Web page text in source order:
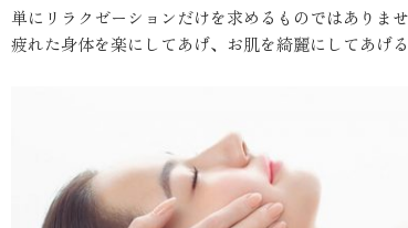
単にリラクゼーションだけを求めるものではありま
疲れた身体を楽にしてあげ、お肌を綺麗にしてあげる